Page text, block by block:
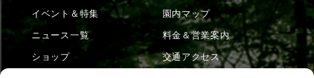
イベント＆特集
ニュース一覧
ショップ
園内マップ
料金＆営業案内
交通アクセス